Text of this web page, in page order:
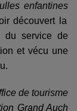
enfantines
découvert la
du service de
et vécu une
de tourisme
Grand Auch